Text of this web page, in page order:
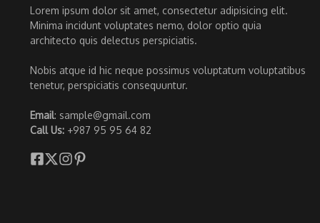
Lorem ipsum dolor sit amet, consectetur adipisicing elit.
Minima incidunt voluptates nemo, dolor optio quia
architecto quis delectus perspiciatis.
Nobis atque id hic neque possimus voluptatum voluptatibus
tenetur, perspiciatis consequuntur.
Email: sample@gmail.com
Call Us: +987 95 95 64 82